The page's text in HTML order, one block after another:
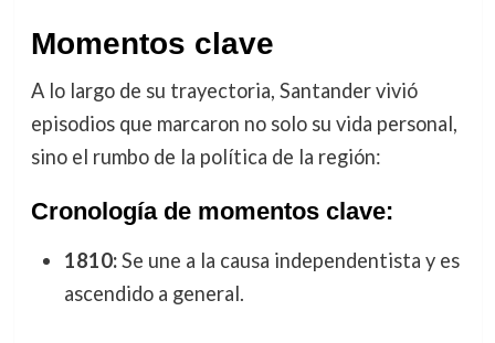
Momentos clave
A lo largo de su trayectoria, Santander vivió
episodios que marcaron no solo su vida personal,
sino el rumbo de la política de la región:
Cronología de momentos clave:
1810:Se une a la causa independentista y es
ascendido a general.